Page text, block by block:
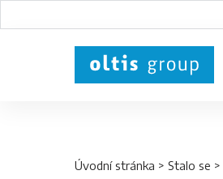
Úvodní stránka > Stalo se >